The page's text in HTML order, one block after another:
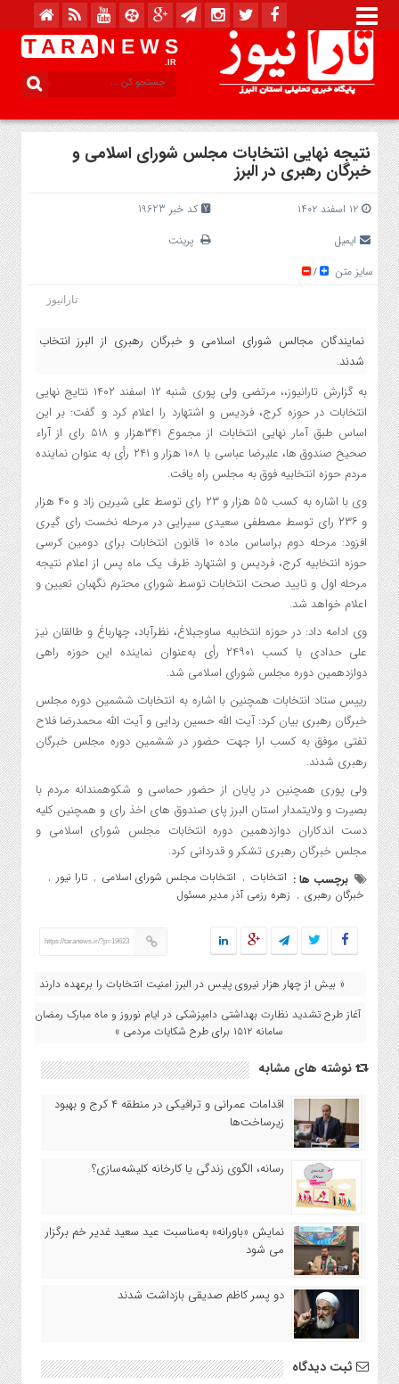
T A R A N E W S
.IR
نتیجه نهایی انتخابات مجلس شورای اسلامی و
خبرگان رهبری در البرز
۱۲ اسفند ۱۴۰۲
کد خبر 19623
ایمیل
پرینت
سایز متن
/
تارانیوز
نمایندگان مجالس شورای اسلامی و خبرگان رهبری از البرز انتخاب
شدند.
به گزارش تارانیوز،، مرتضی ولی پوری شنبه ١٢ اسفند ١٤٠٢ نتایج نهایی
انتخابات در حوزه کرج، فردیس و اشتهارد را اعلام کرد و گفت: بر این
اساس طبق آمار نهايى انتخابات از مجموع ٣٤١هزار و ٥١٨ راى از آراء
صحيح صندوق ها، عليرضا عباسي با ١٠٨ هزار و ٢٤١ رأی به عنوان نماینده
مردم حوزه انتخابیه فوق به مجلس راه یافت.
وى با اشاره به كسب ٥٥ هزار و ٢٣ راى توسط على شيرين زاد و ٤٠ هزار
و ٢٣٦ راى توسط مصطفى سعيدى سيرايى در مرحله نخست راى گيرى
افزود: مرحله دوم براساس ماده ١٠ قانون انتخابات براى دومين کرسی
حوزه انتخابیه کرج، فردیس و اشتهارد ظرف يك ماه پس از اعلام نتيجه
مرحله اول و تاييد صحت انتخابات توسط شوراى محترم نگهبان تعيين و
اعلام خواهد شد.
وی ادامه داد: در حوزه انتخابیه ساوجبلاغ، نظرآباد، چهارباغ و طالقان نیز
على حدادى با کسب ٢٤٩٠١ رأی به‌عنوان نماینده این حوزه راهی
دوازدهمين دوره مجلس شورای اسلامی شد.
رییس ستاد انتخابات همچنین با اشاره به انتخابات ششمین دوره مجلس
خبرگان رهبری بیان کرد: آيت الله حسين ردایی و آيت الله محمدرضا فلاح
تفتى موفق به کسب ارا جهت حضور در ششمين دوره مجلس خبرگان
رهبری شدند.
ولى پورى همچنين در پايان از حضور حماسى و شكوهمندانه مردم با
بصيرت و ولايتمدار استان البرز پاى صندوق هاى اخذ راى و همچنين كليه
دست اندكاران دوازدهمين دوره انتخابات مجلس شوراى اسلامى و
مجلس خبرگان رهبرى تشكر و قدردانى كرد.
برچسب ها : انتخابات , انتخابات مجلس شورای اسلامی , تارا نیور ,
خبرگان رهبری , زهره رزمی آذر مدیر مسئول
https://taranews.ir/?p=19623
« بیش از چهار هزار نیروی پلیس در البرز امنیت انتخابات را برعهده دارند
آغاز طرح تشدید نظارت بهداشتی دامپزشکی در ایام نوروز و ماه مبارک رمضان/
سامانه ۱۵۱۲ برای طرح شکایات مردمی »
نوشته های مشابه
اقدامات عمرانی و ترافیکی در منطقه ۴ کرج و بهبود
زیرساخت‌ها
رسانه، الگوی زندگی یا کارخانه کلیشه‌سازی؟
نمایش «باورانه» به‌مناسبت عید سعید غدیر خم برگزار
می شود
دو پسر کاظم صدیقی بازداشت شدند
ثبت دیدگاه